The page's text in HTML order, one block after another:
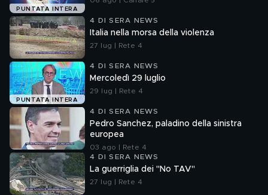
PUNTATA INTERA
4 DI SERA NEWS
Italia nella morsa della violenza
27 lug | Rete 4
PUNTATA INTERA
4 DI SERA NEWS
Mercoledì 29 luglio
29 lug | Rete 4
4 DI SERA NEWS
Pedro Sanchez, paladino della sinistra
europea
03 ago | Rete 4
4 DI SERA NEWS
La guerriglia dei "No TAV"
27 lug | Rete 4